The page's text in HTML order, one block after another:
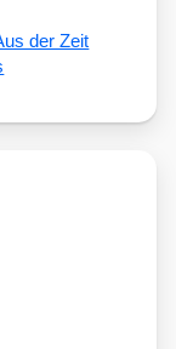
der Zeit